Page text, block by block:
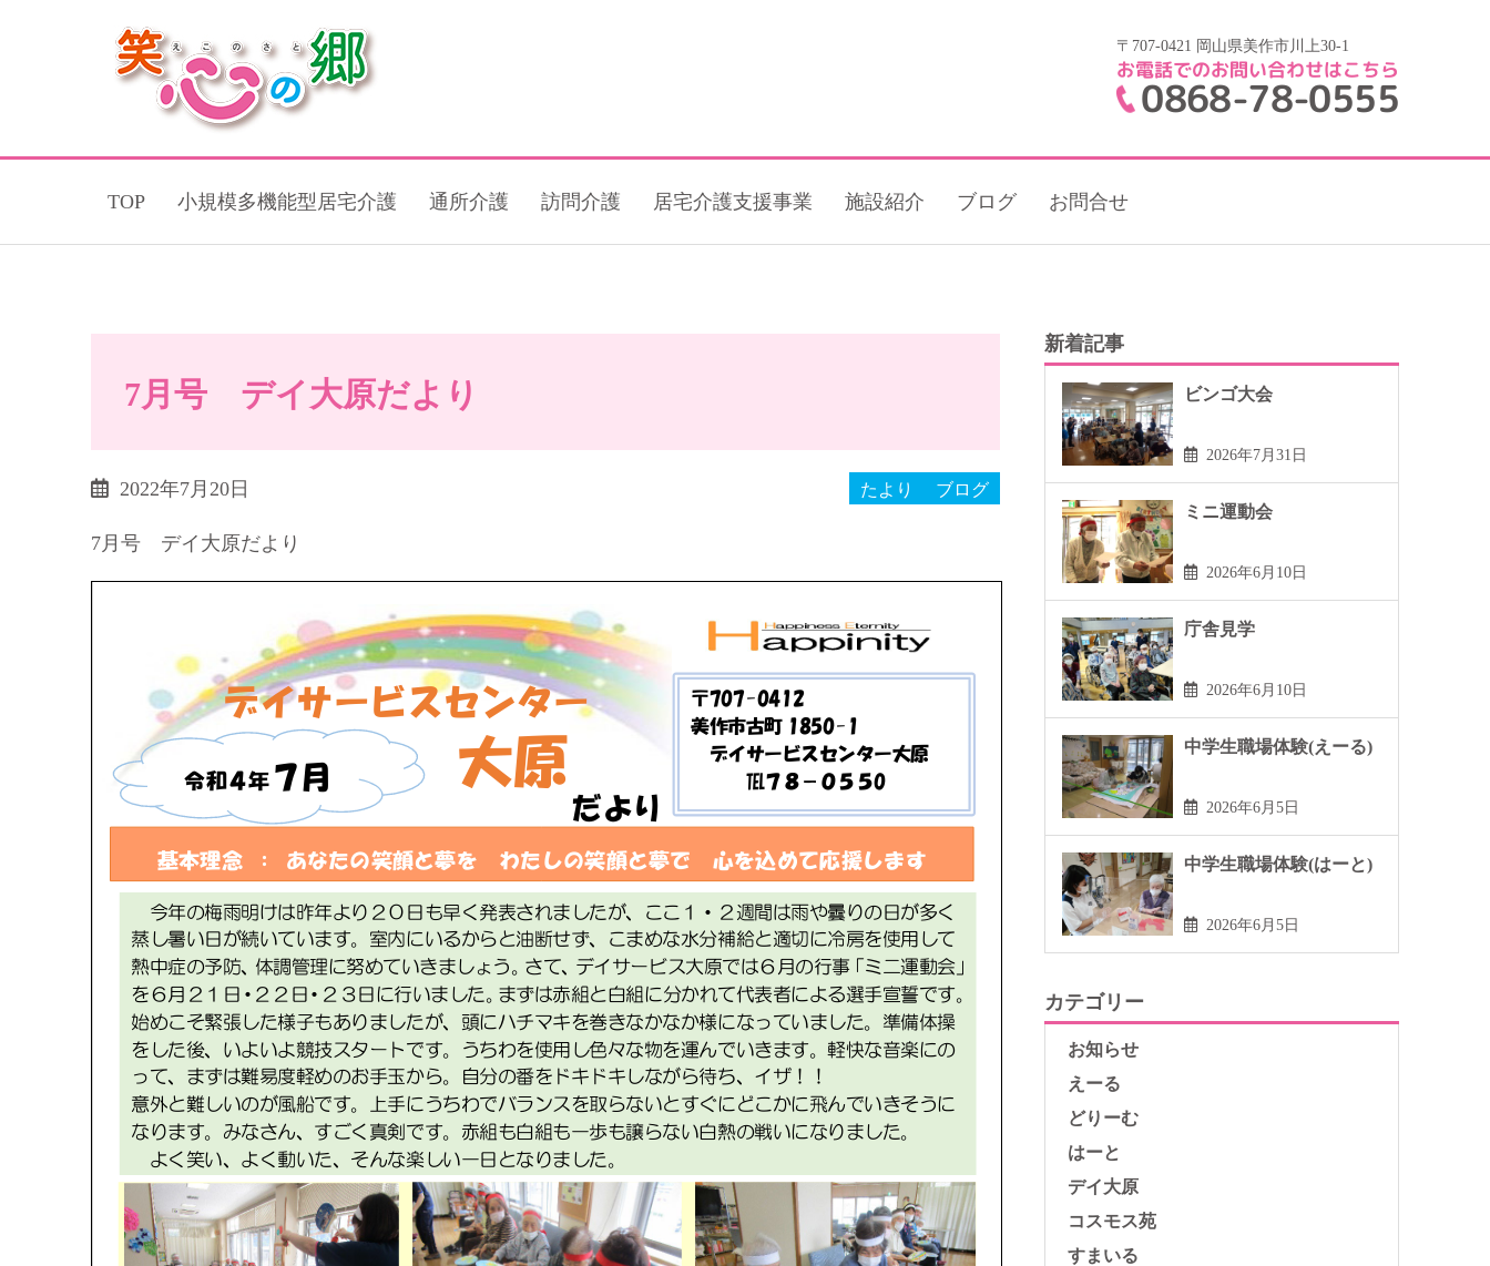
〒707-0421 岡山県美作市川上30-1
お電話でのお問い合わせはこちら
0868-78-0555
TOP 小規模多機能型居宅介護 通所介護 訪問介護 居宅介護支援事業 施設紹介 ブログ お問合せ
7月号 デイ大原だより
2022年7月20日 たより ブログ
7月号 デイ大原だより
新着記事
ビンゴ大会
2026年7月31日
ミニ運動会
2026年6月10日
庁舎見学
2026年6月10日
中学生職場体験(えーる)
2026年6月5日
中学生職場体験(はーと)
2026年6月5日
カテゴリー
お知らせ
えーる
どりーむ
はーと
デイ大原
コスモス苑
すまいる